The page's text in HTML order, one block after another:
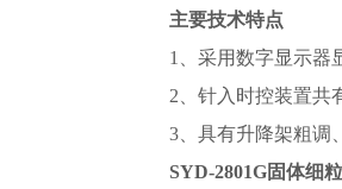
主要技术特点
1、采用数字显示器
2、针入时控装置共
3、具有升降架粗调
SYD-2801G固体细